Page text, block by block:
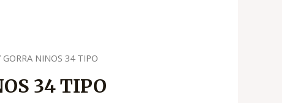
GORRA NINOS 34 TIPO
34 TIPO